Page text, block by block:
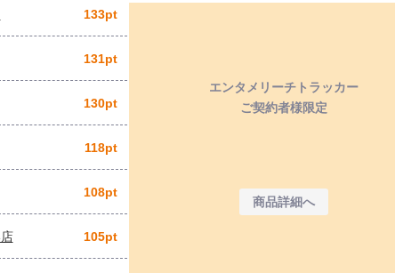
133pt
エンタメリーチトラッカー
ご契約者様限定
商品詳細へ
131pt
130pt
118pt
108pt
105pt